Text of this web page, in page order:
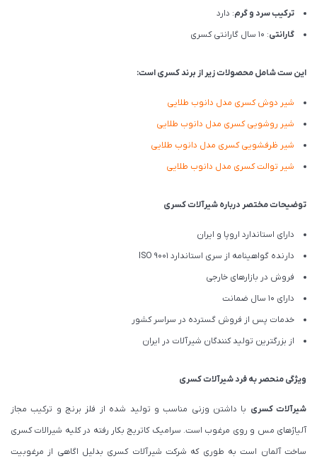
ترکیب سرد و گرم: دارد
گارانتی: 10 سال گارانتی کسری
این ست شامل محصولات زیر از برند کسری است:
شیر دوش کسری مدل دانوب طلایی
شیر روشویی کسری مدل دانوب طلایی
شیر ظرفشویی کسری مدل دانوب طلایی
شیر توالت کسری مدل دانوب طلایی
توضیحات مختصر درباره شیرآلات کسری
دارای استاندارد اروپا و ایران
دارنده گواهینامه از سری استاندارد ISO 9001
فروش در بازارهای خارجی
دارای 10 سال ضمانت
خدمات پس از فروش گسترده در سراسر کشور
از بزرگترین تولید کنندگان شیرآلات در ایران
ویژگی منحصر به فرد شیرآلات کسری
شیرآلات کسری با داشتن وزنی مناسب و تولید شده از فلز برنج و ترکیب مجاز
آلیاژهای مس و روی مرغوب است. سرامیک کاتریج بکار رفته در کلیه شیرالات کسری
ساخت آلمان است به طوری که شرکت شیرآلات کسری بدلیل اگاهی از مرغوبیت